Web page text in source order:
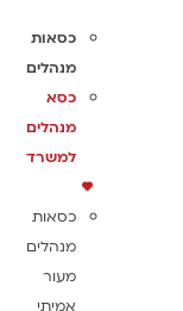
כסאות
מנהלים
כסא
מנהלים
למשרד
כסאות
מנהלים
מעור
אמיתי